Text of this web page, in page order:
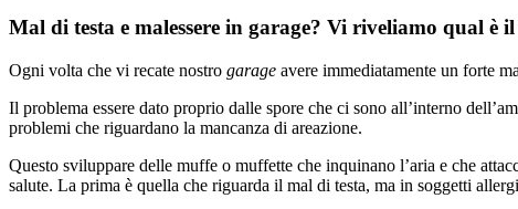
Mal di testa e malessere in garage? Vi riveliamo qual è
Ogni volta che vi recate nostro garage avere immediatamente un forte
Il problema essere dato proprio dalle spore che ci sono all’interno
problemi che riguardano la mancanza di areazione.
Questo sviluppare delle muffe o muffette che inquinano l’aria e che
salute. La prima è quella che riguarda il mal di testa, ma in soggetti